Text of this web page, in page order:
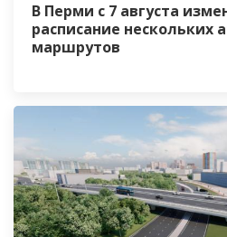
В Перми с 7 августа
расписание нескольких
маршрутов